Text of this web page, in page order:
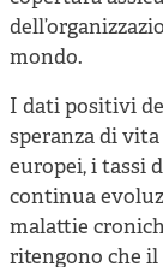
mondo.
I dati positivi
speranza di
europei, i tassi
continua
malattie
ritengono che il